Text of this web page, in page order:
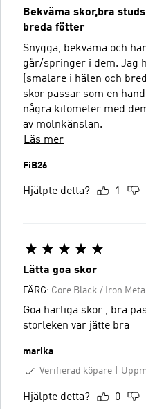
Bekväma skor,bra
breda fötter
Snygga, bekväma och
går/springer i dem. Jag
(smalare i hälen och
skor passar som en
några kilometer med
av molnkänslan.
Läs mer
FiB26
Hjälpte detta? 1
Lätta goa skor
FÄRG: Core Black / Iron
Goa härliga skor , bra
storleken var jätte bra
marika
Verifierad köpare
Hjälpte detta? 0